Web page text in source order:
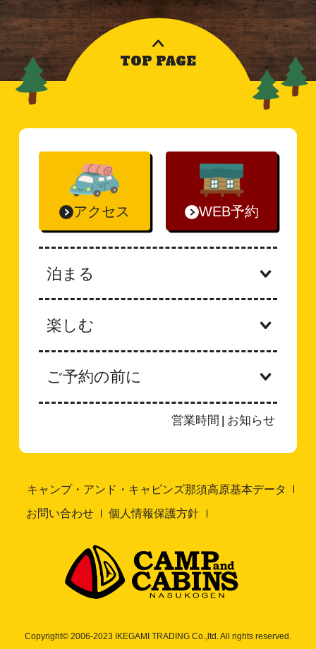
TOP PAGE
泊まる
楽しむ
ご予約の前に
アクセス WEB予約
営業時間 お知らせ
キャンプ・アンド・キャビンズ那須高原基本データ
お問い合わせ 個人情報保護方針
Copyright© 2006-2023 IKEGAMI TRADING Co.,ltd. All rights reserved.